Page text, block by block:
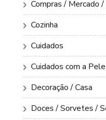
Compras / Mercado
Cozinha
Cuidados
Cuidados com a Pele
Decoração / Casa
Doces / Sorvetes /